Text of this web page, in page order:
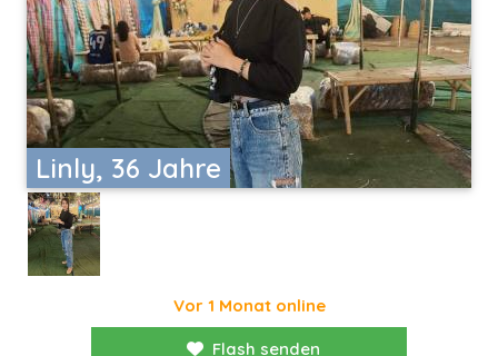
Linly, 36 Jahre
Vor 1 Monat online
Flash senden